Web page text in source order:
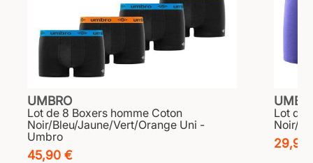
UMBRO
Lot de 8 Boxers homme Coton
Noir/Bleu/Jaune/Vert/Orange Uni -
Umbro
45,90 €
Lot de
Noir/
29,90